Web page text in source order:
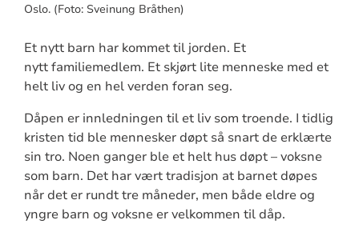
Oslo. (Foto: Sveinung Bråthen)
Et nytt barn har kommet til jorden. Et
nytt familiemedlem. Et skjørt lite menneske med et
helt liv og en hel verden foran seg.
Dåpen er innledningen til et liv som troende. I tidlig
kristen tid ble mennesker døpt så snart de erklærte
sin tro. Noen ganger ble et helt hus døpt – voksne
som barn. Det har vært tradisjon at barnet døpes
når det er rundt tre måneder, men både eldre og
yngre barn og voksne er velkommen til dåp.